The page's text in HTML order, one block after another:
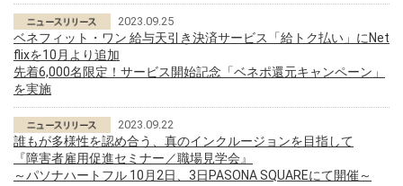
2023.09.25
ベネフィット・ワン 給与天引き決済サービス「給トク払い」にNet
flixを10月より追加
先着6,000名限定！サービス開始記念「ベネポ還元キャンペーン」
を実施
2023.09.22
誰もが多様性を認め合う、真のインクルージョンを目指して
『障害者雇用促進セミナー／職場見学会』
～パソナハートフル 10月2日、3日PASONA SQUAREにて開催～